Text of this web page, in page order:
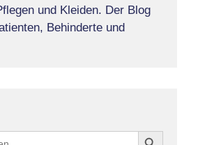
und Kleiden. Der Blog
Behinderte und
Search Button